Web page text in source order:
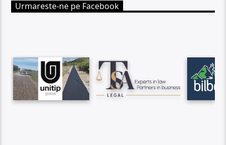
Urmareste-ne pe Facebook